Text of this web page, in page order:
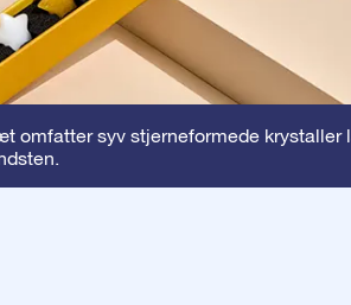
omfatter syv stjerneformede krystaller